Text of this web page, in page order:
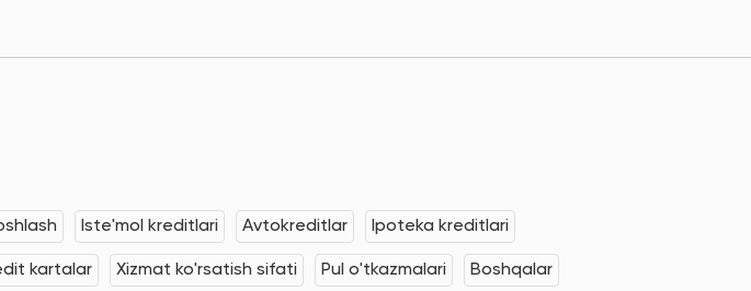
Iste'mol kreditlari Avtokreditlar Ipoteka kreditlari
kartalar Xizmat ko'rsatish sifati Pul o'tkazmalari Boshqalar